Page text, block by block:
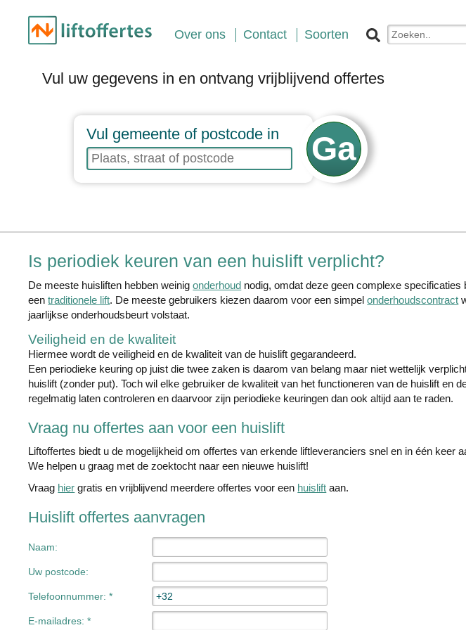
Over ons Contact Soorten
Vul uw gegevens in en ontvang vrijblijvend offertes
Vul gemeente of postcode in
Is periodiek keuren van een huislift verplicht?
De meeste huisliften hebben weinigonderhoud nodig, omdat deze geen complexe specificaties
eentraditionele lift. De meeste gebruikers kiezen daarom voor een simpelonderhoudscontract
jaarlijkse onderhoudsbeurt volstaat.
Veiligheid en de kwaliteit
Hiermee wordt de veiligheid en de kwaliteit van de huislift gegarandeerd.
Een periodieke keuring op juist die twee zaken is daarom van belang maar niet wettelijk
huislift (zonder put). Toch wil elke gebruiker de kwaliteit van het functioneren van de huislift en
regelmatig laten controleren en daarvoor zijn periodieke keuringen dan ook altijd aan te raden.
Vraag nu offertes aan voor een huislift
Liftoffertes biedt u de mogelijkheid om offertes van erkende liftleveranciers snel en in één keer
We helpen u graag met de zoektocht naar een nieuwe huislift!
Vraag hier gratis en vrijblijvend meerdere offertes voor een huislift aan.
Huislift offertes aanvragen
Naam:
Uw postcode:
Telefoonnummer: *
E-mailadres: *